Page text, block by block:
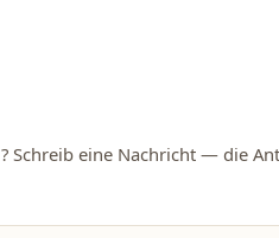
? Schreib eine Nachricht — die